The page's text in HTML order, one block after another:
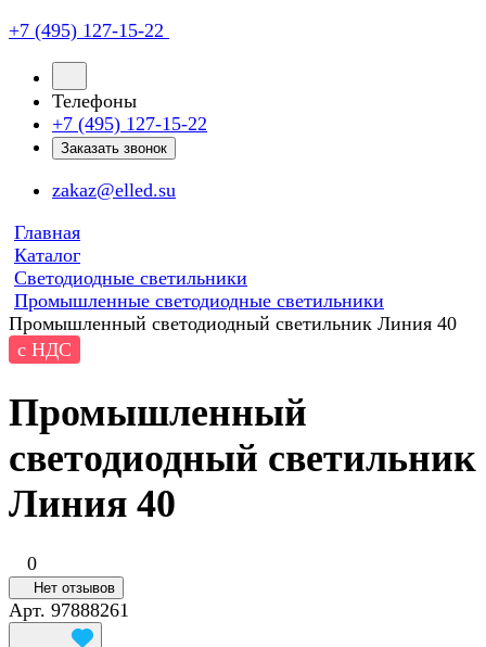
+7 (495) 127-15-22
Телефоны
+7 (495) 127-15-22
Заказать звонок
zakaz@elled.su
Главная
Каталог
Светодиодные светильники
Промышленные светодиодные светильники
Промышленный светодиодный светильник Линия 40
с НДС
Промышленный
светодиодный светильник
Линия 40
0
Нет отзывов
Арт. 97888261